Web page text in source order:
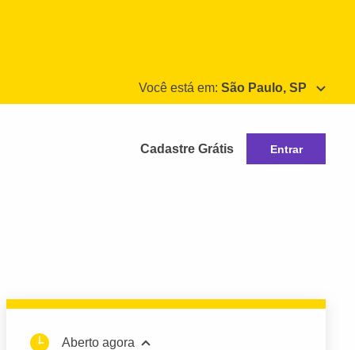
Você está em: São Paulo, SP
Cadastre Grátis Entrar
Aberto agora